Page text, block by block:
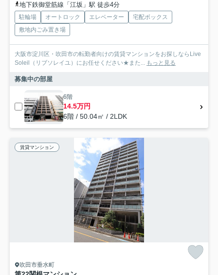
地下鉄御堂筋線「江坂」駅 徒歩4分
駐輪場 オートロック エレベーター
宅配ボックス
敷地内ごみ置き場
大阪市淀川区・吹田市の転勤者向けの賃貸マンションをお探しならLive
Soleil（リブソレイユ）にお任せください★また...
もっと見る
募集中の部屋
6階
14.5万円
6階 / 50.04㎡ / 2LDK
賃貸マンション
吹田市垂水町